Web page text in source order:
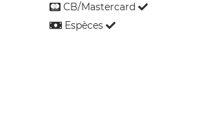
CB/Mastercard
Espèces